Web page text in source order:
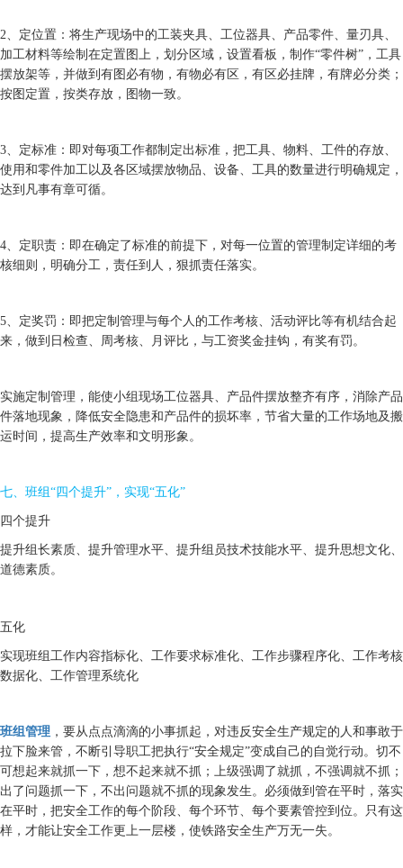
2、定位置：将生产现场中的工装夹具、工位器具、产品零件、量刃具、
加工材料等绘制在定置图上，划分区域，设置看板，制作“零件树”，工具
摆放架等，并做到有图必有物，有物必有区，有区必挂牌，有牌必分类；
按图定置，按类存放，图物一致。
3、定标准：即对每项工作都制定出标准，把工具、物料、工件的存放、
使用和零件加工以及各区域摆放物品、设备、工具的数量进行明确规定，
达到凡事有章可循。
4、定职责：即在确定了标准的前提下，对每一位置的管理制定详细的考
核细则，明确分工，责任到人，狠抓责任落实。
5、定奖罚：即把定制管理与每个人的工作考核、活动评比等有机结合起
来，做到日检查、周考核、月评比，与工资奖金挂钩，有奖有罚。
实施定制管理，能使小组现场工位器具、产品件摆放整齐有序，消除产品
件落地现象，降低安全隐患和产品件的损坏率，节省大量的工作场地及搬
运时间，提高生产效率和文明形象。
七、班组“四个提升”，实现“五化”
四个提升
提升组长素质、提升管理水平、提升组员技术技能水平、提升思想文化、
道德素质。
五化
实现班组工作内容指标化、工作要求标准化、工作步骤程序化、工作考核
数据化、工作管理系统化
班组管理 ，要从点点滴滴的小事抓起，对违反安全生产规定的人和事敢于
拉下脸来管，不断引导职工把执行“安全规定”变成自己的自觉行动。切不
可想起来就抓一下，想不起来就不抓；上级强调了就抓，不强调就不抓；
出了问题抓一下，不出问题就不抓的现象发生。必须做到管在平时，落实
在平时，把安全工作的每个阶段、每个环节、每个要素管控到位。只有这
样，才能让安全工作更上一层楼，使铁路安全生产万无一失。